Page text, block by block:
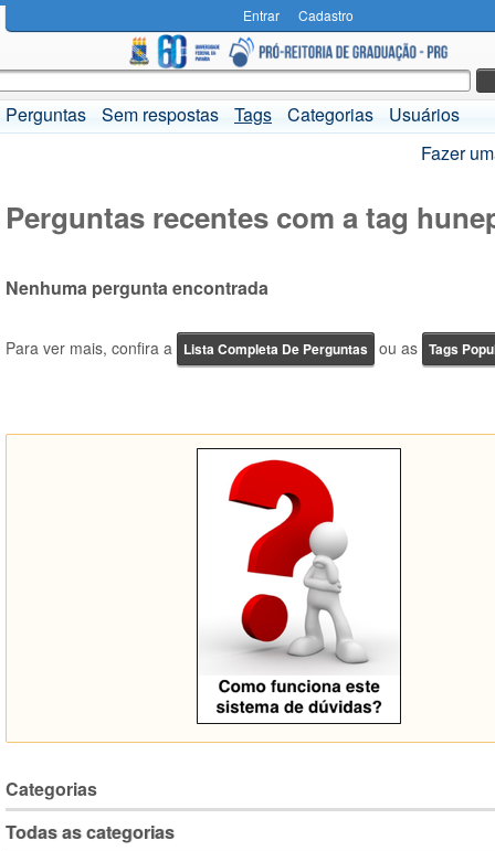
Entrar Cadastro
Perguntas Sem respostas Tags Categorias
Usuários
Fazer
Perguntas recentes com a tag
Nenhuma pergunta encontrada
Para ver mais, confira a Lista Completa De Perguntas ou as Tags
Categorias
Todas as categorias